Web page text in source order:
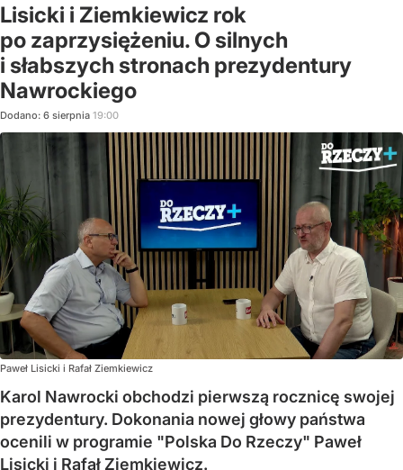
Lisicki i Ziemkiewicz rok
po zaprzysiężeniu. O silnych
i słabszych stronach prezydentury
Nawrockiego
Dodano: 6 sierpnia 19:00
Paweł Lisicki i Rafał Ziemkiewicz
Karol Nawrocki obchodzi pierwszą rocznicę swojej
prezydentury. Dokonania nowej głowy państwa
ocenili w programie "Polska Do Rzeczy" Paweł
Lisicki i Rafał Ziemkiewicz.